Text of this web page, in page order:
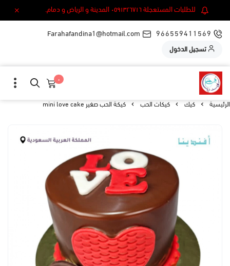
للطلبات المستعجلة ٠٥٩١٣٢٦٧١٦ المدينة و الرياض و دمام.
966559411569
Farahafandina1@hotmail.com
تسجيل الدخول
٠
الرئيسية كيك كيكات الحب كيكة الحب صغير mini love cake